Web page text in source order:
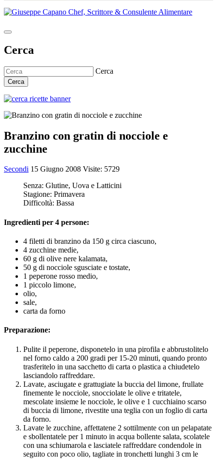
Cerca
Cerca
Cerca
Branzino con gratin di nocciole e
zucchine
Secondi 15 Giugno 2008 Visite: 5729
Senza: Glutine, Uova e Latticini
Stagione: Primavera
Difficoltà: Bassa
Ingredienti per 4 persone:
4 filetti di branzino da 150 g circa ciascuno,
4 zucchine medie,
60 g di olive nere kalamata,
50 g di nocciole sgusciate e tostate,
1 peperone rosso medio,
1 piccolo limone,
olio,
sale,
carta da forno
Preparazione:
Pulite il peperone, disponetelo in una pirofila e abbrustolitelo
nel forno caldo a 200 gradi per 15-20 minuti, quando pronto
trasferitelo in una sacchetto di carta o plastica a chiudetelo
lasciandolo raffreddare.
Lavate, asciugate e grattugiate la buccia del limone, frullate
finemente le nocciole, snocciolate le olive e tritatele,
mescolate insieme le nocciole, le olive e 1 cucchiaino scarso
di buccia di limone, rivestite una teglia con un foglio di carta
da forno.
Lavate le zucchine, affettatene 2 sottilmente con un pelapatate
e sbollentatele per 1 minuto in acqua bollente salata, scolatele
con una schiumarola e lasciatele raffreddare condendole in
seguito con poco olio, tagliate in tronchetti lunghi 3 cm le